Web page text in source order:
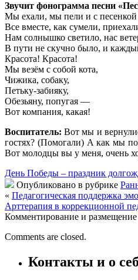
Звучит фонограмма песни
Мы ехали, мы пели и с
Все вместе, как сумели,
Нам солнышко светило, нас
В пути не скучно было, и
Красота! Красота!
Мы везём с собой кота,
Чижика, собаку,
Петьку-забияку,
Обезьяну, попугая —
Вот компания, какая!
Воспитатель: Вот мы и
гостях? (Помогали) А как мы
Вот молодцы вы у меня, очень
День Победы – праздник
Опубликовано в рубрике
« Педагогическая поддержка
Арттерапия в коррекционной
Комментирование и
Comments are closed.
Контакты и о